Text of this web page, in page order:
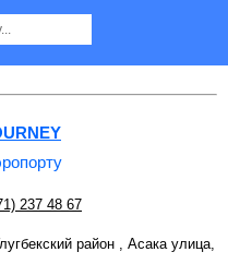
Страница 4
237 48 67
район , Асака улица,